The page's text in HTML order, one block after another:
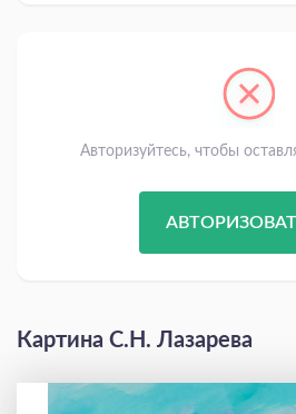
Авторизуйтесь, чтобы
Картина С.Н. Лазарева